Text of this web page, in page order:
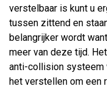
verstelbaar is kunt u
tussen zittend en
belangrijker wordt
meer van deze tijd.
anti-collision systeem
het verstellen om een